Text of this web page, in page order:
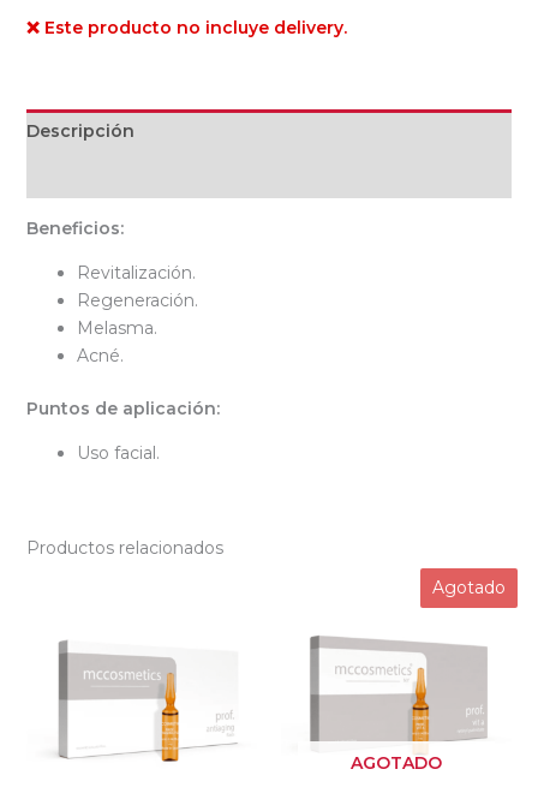
❌ Este producto no incluye delivery.
Descripción
Beneficios:
Revitalización.
Regeneración.
Melasma.
Acné.
Puntos de aplicación:
Uso facial.
Productos relacionados
Agotado
AGOTADO